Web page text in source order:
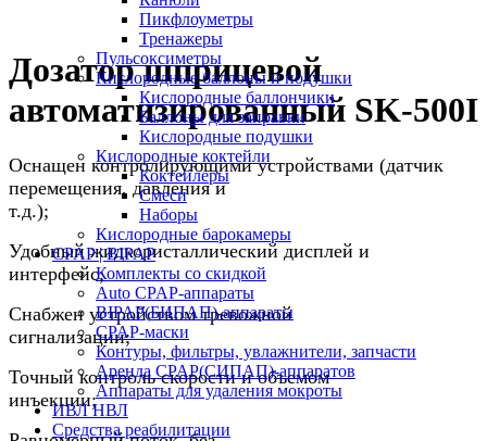
Пикфлоуметры
Тренажеры
Пульсоксиметры
Кислородные баллоны и подушки
Кислородные баллончики
Баллоны для заправки
Кислородные подушки
Кислородные коктейли
Коктейлеры
Смеси
Наборы
Кислородные барокамеры
CPAP | BIPAP
Комплекты со скидкой
Auto CPAP-аппараты
BIPAP(БИПАП)-аппараты
CPAP-маски
Контуры, фильтры, увлажнители, запчасти
Аренда CPAP(СИПАП)-аппаратов
Аппараты для удаления мокроты
ИВЛ НВЛ
Средства реабилитации
Дозатор шприцевой
автоматизированный SK-500I
Оснащен контролирующими устройствами (датчик
перемещения, давления и
Удобный жидкористаллический дисплей и
интерфейс;
Снабжен устройством тревожной
Точный контроль скорости и объемом
инъекции;